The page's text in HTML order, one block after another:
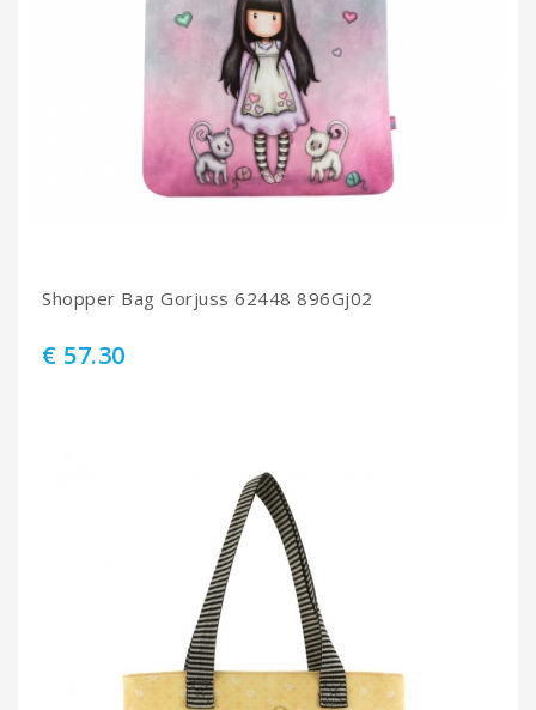
Shopper Bag Gorjuss 62448 896Gj02
€ 57.30